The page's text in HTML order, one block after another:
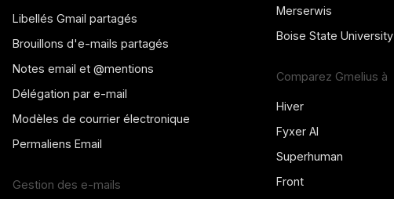
Libellés Gmail partagés
Brouillons d'e-mails partagés
Notes email et @mentions
Délégation par e-mail
Modèles de courrier électronique
Permaliens Email
Gestion des e-mails
Merserwis
Boise State University
Comparez Gmelius à
Hiver
Fyxer AI
Superhuman
Front